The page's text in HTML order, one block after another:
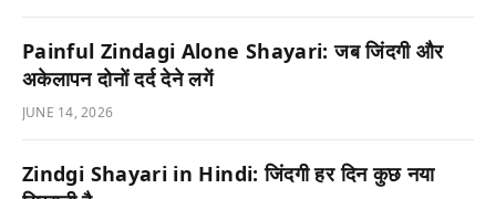
Painful Zindagi Alone Shayari: जब जिंदगी और
अकेलापन दोनों दर्द देने लगें
JUNE 14, 2026
Zindgi Shayari in Hindi: जिंदगी हर दिन कुछ नया